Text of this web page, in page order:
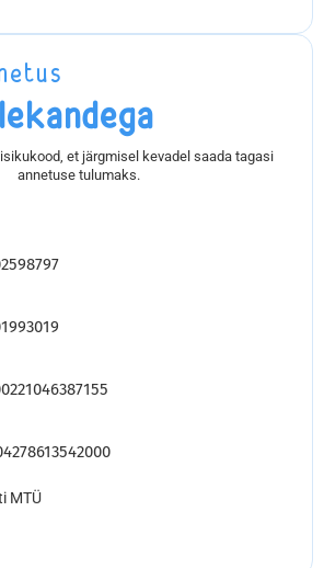
et järgmisel kevadel saada tagasi
annetuse tulumaks.
MTÜ